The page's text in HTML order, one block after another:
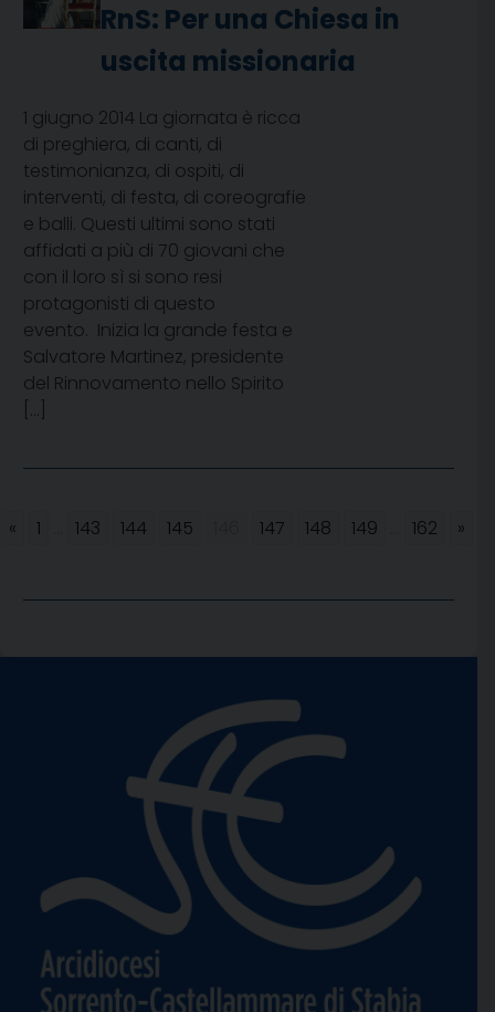
RnS: Per una Chiesa in
uscita missionaria
1 giugno 2014 La giornata è ricca
di preghiera, di canti, di
testimonianza, di ospiti, di
interventi, di festa, di coreografie
e balli. Questi ultimi sono stati
affidati a più di 70 giovani che
con il loro sì si sono resi
protagonisti di questo
evento. Inizia la grande festa e
Salvatore Martinez, presidente
del Rinnovamento nello Spirito
[…]
« 1 143 144 145 147 148 149 162 »